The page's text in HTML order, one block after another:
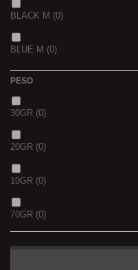
BLACK M (0)
BLUE M (0)
PESO
30GR (0)
20GR (0)
10GR (0)
70GR (0)